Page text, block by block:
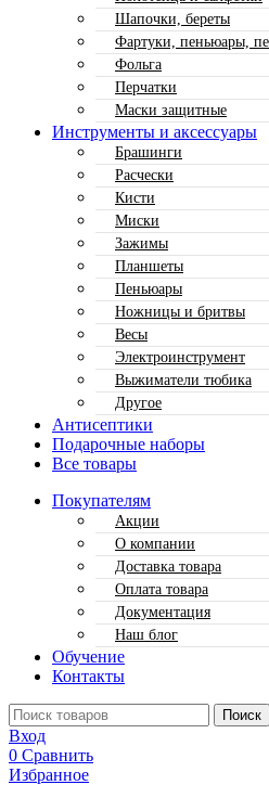
Шапочки, береты
Фартуки, пеньюары,
Фольга
Перчатки
Маски защитные
Инструменты и аксессуары
Брашинги
Расчески
Кисти
Миски
Зажимы
Планшеты
Пеньюары
Ножницы и бритвы
Весы
Электроинструмент
Выжиматели тюбика
Другое
Антисептики
Подарочные наборы
Все товары
Покупателям
Акции
О компании
Доставка товара
Оплата товара
Документация
Наш блог
Обучение
Контакты
Поиск
Вход
0 Сравнить
Избранное